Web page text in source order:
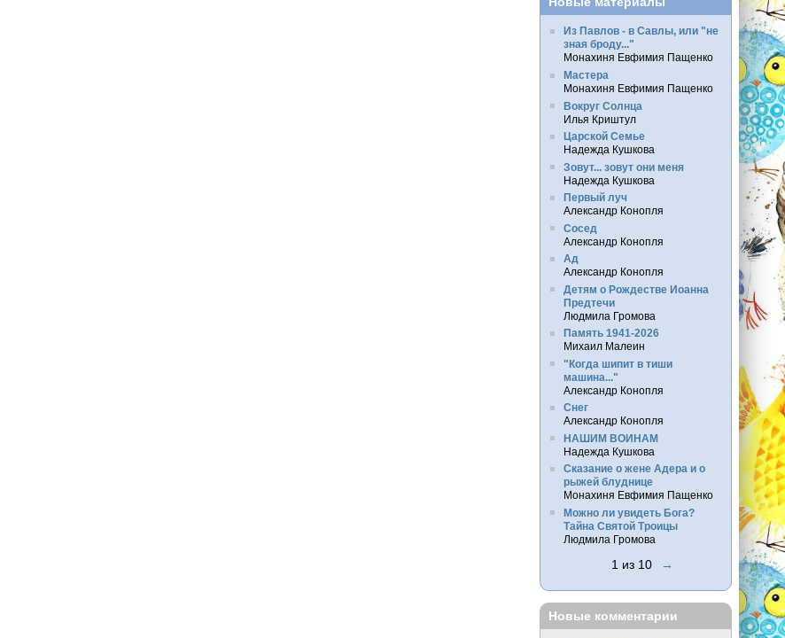
Из Павлов - в Савлы, или "не
зная броду..."
Монахиня Евфимия Пащенко
Мастера
Монахиня Евфимия Пащенко
Вокруг Солнца
Илья Криштул
Царской Семье
Надежда Кушкова
Зовут... зовут они меня
Надежда Кушкова
Первый луч
Александр Конопля
Сосед
Александр Конопля
Ад
Александр Конопля
Детям о Рождестве Иоанна
Предтечи
Людмила Громова
Память 1941-2026
Михаил Малеин
"Когда шипит в тиши
машина..."
Александр Конопля
Снег
Александр Конопля
НАШИМ ВОИНАМ
Надежда Кушкова
Сказание о жене Адера и о
рыжей блуднице
Монахиня Евфимия Пащенко
Можно ли увидеть Бога?
Тайна Святой Троицы
Людмила Громова
1 из 10 →
Новые комментарии